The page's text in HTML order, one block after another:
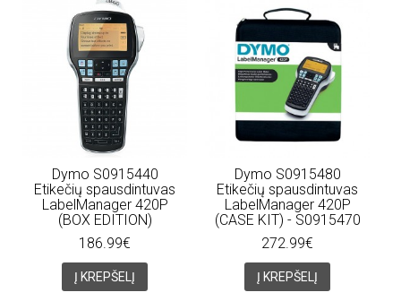
Dymo S0915440
Etikečių spausdintuvas
LabelManager 420P
(BOX EDITION)
186.99€
Į KREPŠELĮ
Dymo S0915480
Etikečių spausdintuvas
LabelManager 420P
(CASE KIT) - S0915470
272.99€
Į KREPŠELĮ